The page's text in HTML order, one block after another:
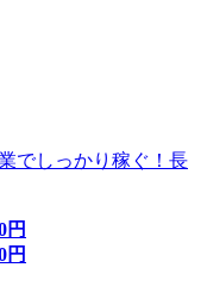
でしっかり稼ぐ！長
円
円